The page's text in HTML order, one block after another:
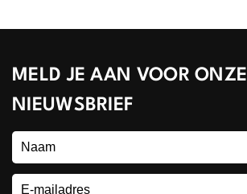
MELD JE AAN VOOR ONZE
NIEUWSBRIEF